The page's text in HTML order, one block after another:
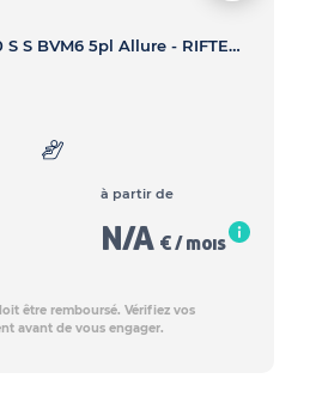
Rifter M BlueHDi 100 S S BVM6 5pl Allure - RIFTER Rifter M BlueHDi 100 S S BVM6 5pl Allure
à partir de
N/A € / mois
être remboursé. Vérifiez vos
avant de vous engager.